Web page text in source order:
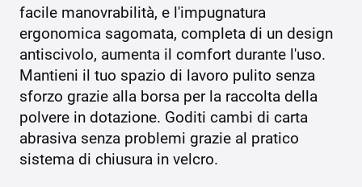
facile manovrabilità, e l'impugnatura
ergonomica sagomata, completa di un design
antiscivolo, aumenta il comfort durante l'uso.
Mantieni il tuo spazio di lavoro pulito senza
sforzo grazie alla borsa per la raccolta della
polvere in dotazione. Goditi cambi di carta
abrasiva senza problemi grazie al pratico
sistema di chiusura in velcro.